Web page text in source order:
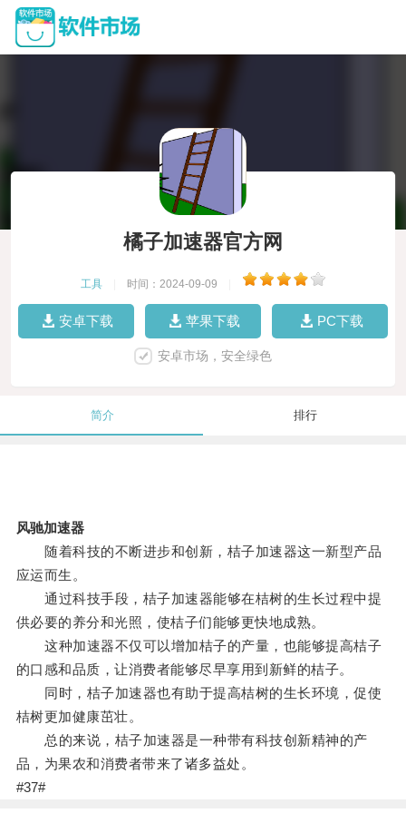
橘子加速器官方网
工具 时间：2024-09-09
安卓下载 苹果下载 PC下载
安卓市场，安全绿色
简介 排行
风驰加速器
随着科技的不断进步和创新，桔子加速器这一新型产品
应运而生。
通过科技手段，桔子加速器能够在桔树的生长过程中提
供必要的养分和光照，使桔子们能够更快地成熟。
这种加速器不仅可以增加桔子的产量，也能够提高桔子
的口感和品质，让消费者能够尽早享用到新鲜的桔子。
同时，桔子加速器也有助于提高桔树的生长环境，促使
桔树更加健康茁壮。
总的来说，桔子加速器是一种带有科技创新精神的产
品，为果农和消费者带来了诸多益处。
#37#